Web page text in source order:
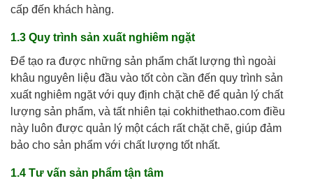
cấp đến khách hàng.
1.3 Quy trình sản xuất nghiêm ngặt
Để tạo ra được những sản phẩm chất lượng thì ngoài
khâu nguyên liệu đầu vào tốt còn cần đến quy trình sản
xuất nghiêm ngặt với quy định chặt chẽ để quản lý chất
lượng sản phẩm, và tất nhiên tại cokhithethao.com điều
này luôn được quản lý một cách rất chặt chẽ, giúp đảm
bảo cho sản phẩm với chất lượng tốt nhất.
1.4 Tư vấn sản phẩm tận tâm